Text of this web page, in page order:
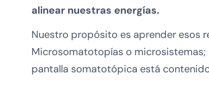
alinear nuestras energías.
Nuestro propósito es aprender esos
Microsomatotopías o
pantalla somatotópica está